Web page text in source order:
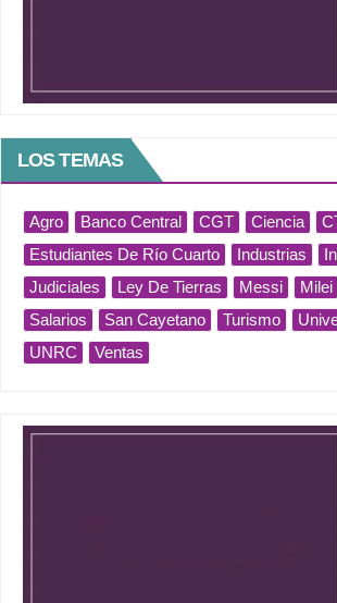
LOS TEMAS
Agro Banco Central CGT Ciencia
Estudiantes De Río Cuarto
Industrias
Judiciales
Ley De Tierras Messi Milei
Salarios
San Cayetano Turismo
UNRC
Ventas